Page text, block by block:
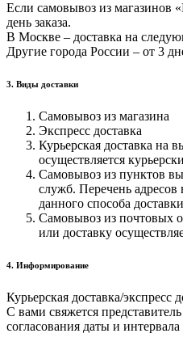
Если самовывоз из магазинов
день заказа.
В Москве – доставка на
Другие города России – от 3
3. Виды доставки
Самовывоз из магазина
Экспресс доставка
Курьерская доставка на
осуществляется
Самовывоз из пунктов
служб. Перечень
данного способа доставки
Самовывоз из почтовых
или доставку
4. Информирование
Курьерская доставка/экспресс
С вами свяжется
согласования даты и